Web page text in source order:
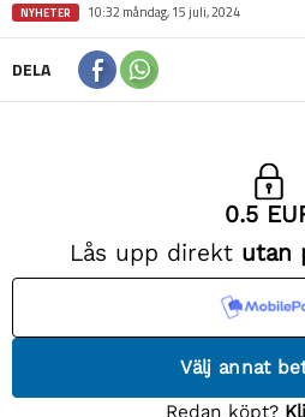
NYHETER 10:32 måndag, 15 juli, 2024
DELA